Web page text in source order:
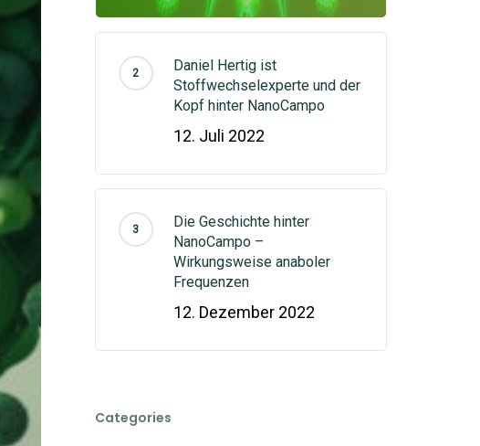
Daniel Hertig ist
Stoffwechselexperte und der
Kopf hinter NanoCampo
12. Juli 2022
Die Geschichte hinter
NanoCampo –
Wirkungsweise anaboler
Frequenzen
12. Dezember 2022
Categories